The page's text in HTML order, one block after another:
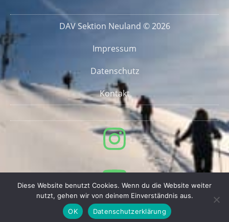
DAV Sektion Neuland © 2026
Impressum
Datenschutz
Kontakt
Diese Website benutzt Cookies. Wenn du die Website weiter
nutzt, gehen wir von deinem Einverständnis aus.
OK
Datenschutzerklärung